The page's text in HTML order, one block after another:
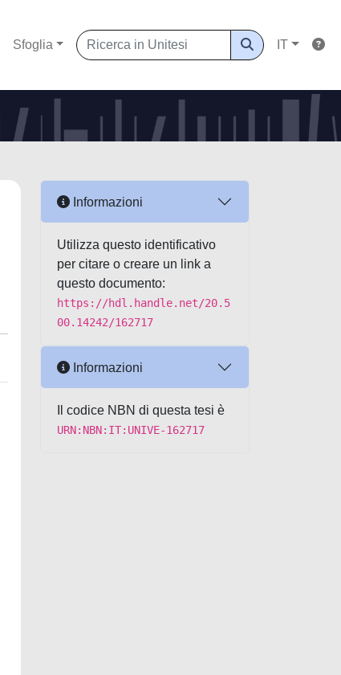
Sfoglia IT
Informazioni
Utilizza questo identificativo
per citare o creare un link a
questo documento:
https://hdl.handle.net/20.5
00.14242/162717
Informazioni
Il codice NBN di questa tesi è
URN:NBN:IT:UNIVE-162717